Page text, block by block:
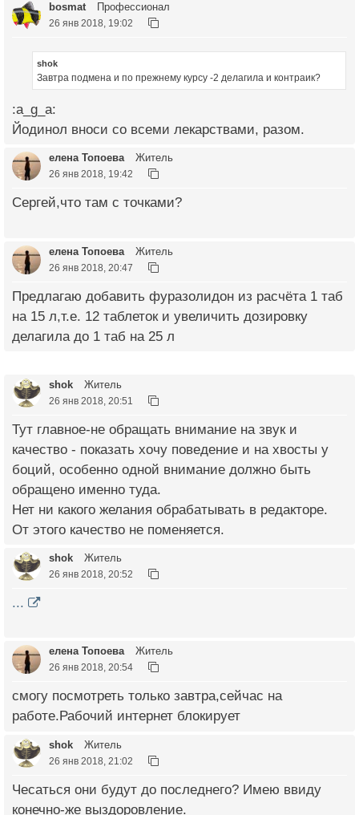
bosmat Профессионал
26 янв 2018, 19:02
shok
Завтра подмена и по прежнему курсу -2 делагила и контраик?
:a_g_a:
Йодинол вноси со всеми лекарствами, разом.
елена Топоева Житель
26 янв 2018, 19:42
Сергей,что там с точками?
елена Топоева Житель
26 янв 2018, 20:47
Предлагаю добавить фуразолидон из расчёта 1 таб
на 15 л,т.е. 12 таблеток и увеличить дозировку
делагила до 1 таб на 25 л
shok Житель
26 янв 2018, 20:51
Тут главное-не обращать внимание на звук и
качество - показать хочу поведение и на хвосты у
боций, особенно одной внимание должно быть
обращено именно туда.
Нет ни какого желания обрабатывать в редакторе.
От этого качество не поменяется.
shok Житель
26 янв 2018, 20:52
...
елена Топоева Житель
26 янв 2018, 20:54
смогу посмотреть только завтра,сейчас на
работе.Рабочий интернет блокирует
shok Житель
26 янв 2018, 21:02
Чесаться они будут до последнего? Имею ввиду
конечно-же выздоровление.